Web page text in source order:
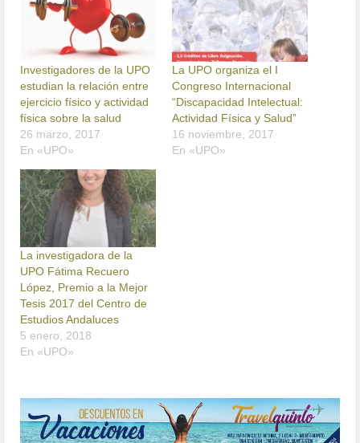
Investigadores de la UPO
estudian la relación entre
ejercicio físico y actividad
física sobre la salud
26 marzo, 2017
En «UPO»
La UPO organiza el I
Congreso Internacional
“Discapacidad Intelectual:
Actividad Física y Salud”
16 noviembre, 2017
En «UPO»
La investigadora de la
UPO Fátima Recuero
López, Premio a la Mejor
Tesis 2017 del Centro de
Estudios Andaluces
5 enero, 2018
En «UPO»